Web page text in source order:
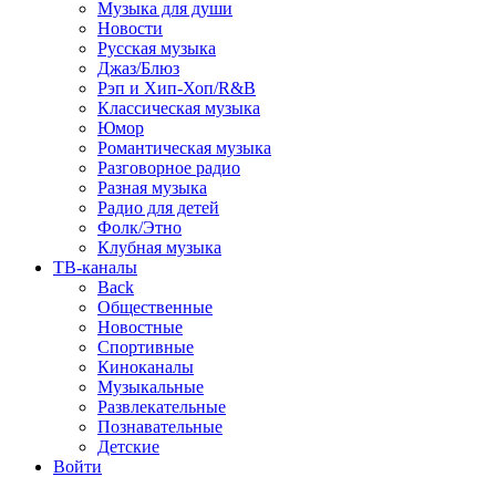
Музыка для души
Новости
Русская музыка
Джаз/Блюз
Рэп и Хип-Хоп/R&B
Классическая музыка
Юмор
Романтическая музыка
Разговорное радио
Разная музыка
Радио для детей
Фолк/Этно
Клубная музыка
ТВ-каналы
Back
Общественные
Новостные
Спортивные
Киноканалы
Музыкальные
Развлекательные
Познавательные
Детские
Войти